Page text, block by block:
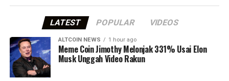
LATEST POPULAR VIDEOS
ALTCOIN NEWS 1 hour ago
Meme Coin Jimothy Melonjak 331% Usai Elon
Musk Unggah Video Rakun